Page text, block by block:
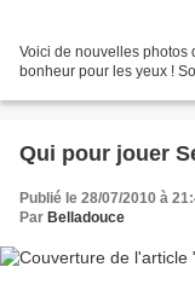
Voici de nouvelles photos
bonheur pour les yeux !
Qui pour jouer
Publié le 28/07/2010 à
Par Belladouce